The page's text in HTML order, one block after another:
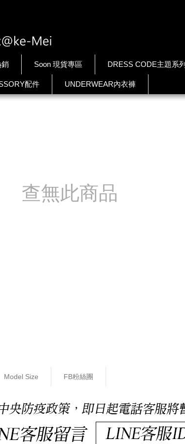
銷 Soon 現貨專區 DRESS CODE主題系列
配件 UNDERWEAR內衣褲
Model Size FB粉絲團